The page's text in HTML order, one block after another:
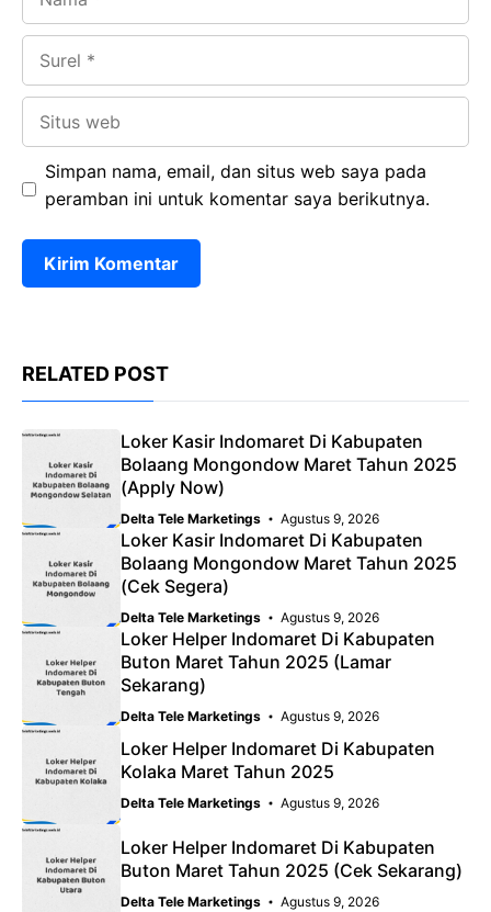
Simpan nama, email, dan situs web saya pada
peramban ini untuk komentar saya berikutnya.
RELATED POST
Loker Kasir Indomaret Di Kabupaten
Bolaang Mongondow Maret Tahun 2025
(Apply Now)
Delta Tele Marketings Agustus 9, 2026
Loker Kasir Indomaret Di Kabupaten
Bolaang Mongondow Maret Tahun 2025
(Cek Segera)
Delta Tele Marketings Agustus 9, 2026
Loker Helper Indomaret Di Kabupaten
Buton Maret Tahun 2025 (Lamar
Sekarang)
Delta Tele Marketings Agustus 9, 2026
Loker Helper Indomaret Di Kabupaten
Kolaka Maret Tahun 2025
Delta Tele Marketings Agustus 9, 2026
Loker Helper Indomaret Di Kabupaten
Buton Maret Tahun 2025 (Cek Sekarang)
Delta Tele Marketings Agustus 9, 2026